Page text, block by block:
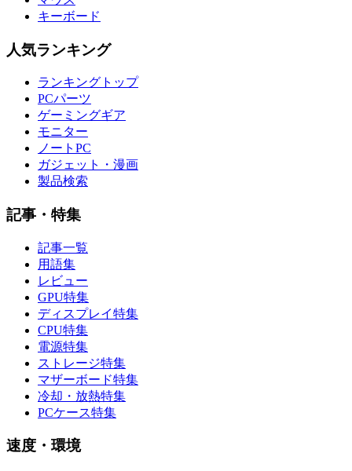
キーボード
人気ランキング
ランキングトップ
PCパーツ
ゲーミングギア
モニター
ノートPC
ガジェット・漫画
製品検索
記事・特集
記事一覧
用語集
レビュー
GPU特集
ディスプレイ特集
CPU特集
電源特集
ストレージ特集
マザーボード特集
冷却・放熱特集
PCケース特集
速度・環境